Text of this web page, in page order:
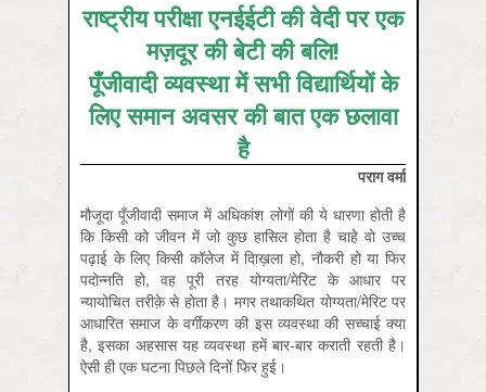
राष्ट्रीय परीक्षा एनईईटी की वेदी पर एक
मज़दूर की बेटी की बलि!
पूँजीवादी व्यवस्था में सभी विद्यार्थियों के
लिए समान अवसर की बात एक छलावा
है
पराग वर्मा
मौजूदा पूँजीवादी समाज में अधिकांश लोगों की ये धारणा होती है
कि किसी को जीवन में जो कुछ हासिल होता है चाहे वो उच्च
पढ़ाई के लिए किसी कॉलेज में दाि‍ख़ला हो, नौकरी हो या फिर
पदोन्नति हो, वह पूरी तरह योग्यता/मेरिट के आधार पर
न्यायोचित तरीक़े से होता है। मगर तथाकथित योग्यता/मेरिट पर
आधारित समाज के वर्गीकरण की इस व्यवस्था की सच्चाई क्या
है, इसका अहसास यह व्यवस्था हमें बार-बार कराती रहती है।
ऐसी ही एक घटना पिछले दिनों फिर हुई।